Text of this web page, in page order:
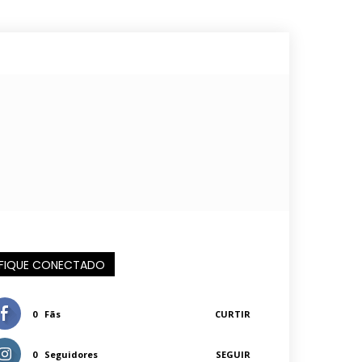
CONECTADO
0 Fãs CURTIR
0 Seguidores SEGUIR